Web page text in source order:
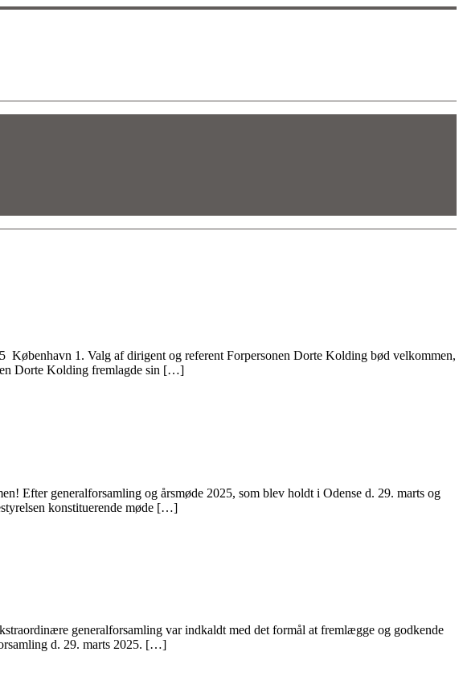
1. Valg af dirigent og referent Forpersonen Dorte Kolding bød velkommen,
Dorte Kolding fremlagde sin […]
Efter generalforsamling og årsmøde 2025, som blev holdt i Odense d. 29. marts og
konstituerende møde […]
generalforsamling var indkaldt med det formål at fremlægge og godkende
d. 29. marts 2025. […]